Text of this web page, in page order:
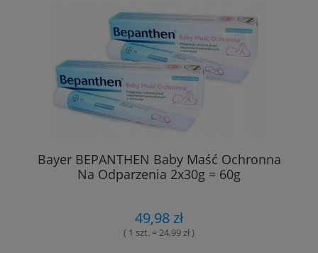
Bayer BEPANTHEN Baby Maść Ochronna
Na Odparzenia 2x30g = 60g
49,98 zł
( 1 szt. = 24,99 zł )